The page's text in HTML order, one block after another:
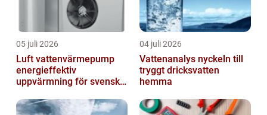
05 juli 2026
Luft vattenvärmepump
energieffektiv
uppvärmning för svenska
04 juli 2026
Vattenanalys nyckeln till
tryggt dricksvatten
hemma